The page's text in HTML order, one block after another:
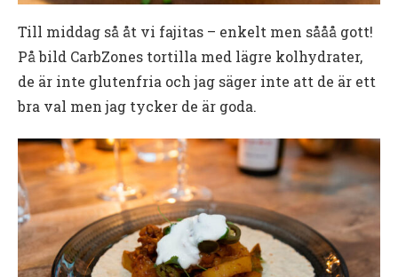
Till middag så åt vi fajitas – enkelt men sååå gott!
På bild CarbZones tortilla med lägre kolhydrater,
de är inte glutenfria och jag säger inte att de är ett
bra val men jag tycker de är goda.